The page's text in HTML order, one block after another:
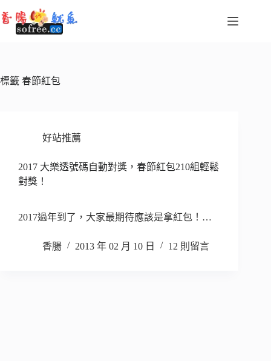
至
容
標籤 春節紅包
好站推薦
2017 大樂透號碼自動對獎，春節紅包210組輕鬆
對獎！
2017過年到了，大家最期待應該是拿紅包！…
香腸 2013 年 02 月 10 日 12 則留言